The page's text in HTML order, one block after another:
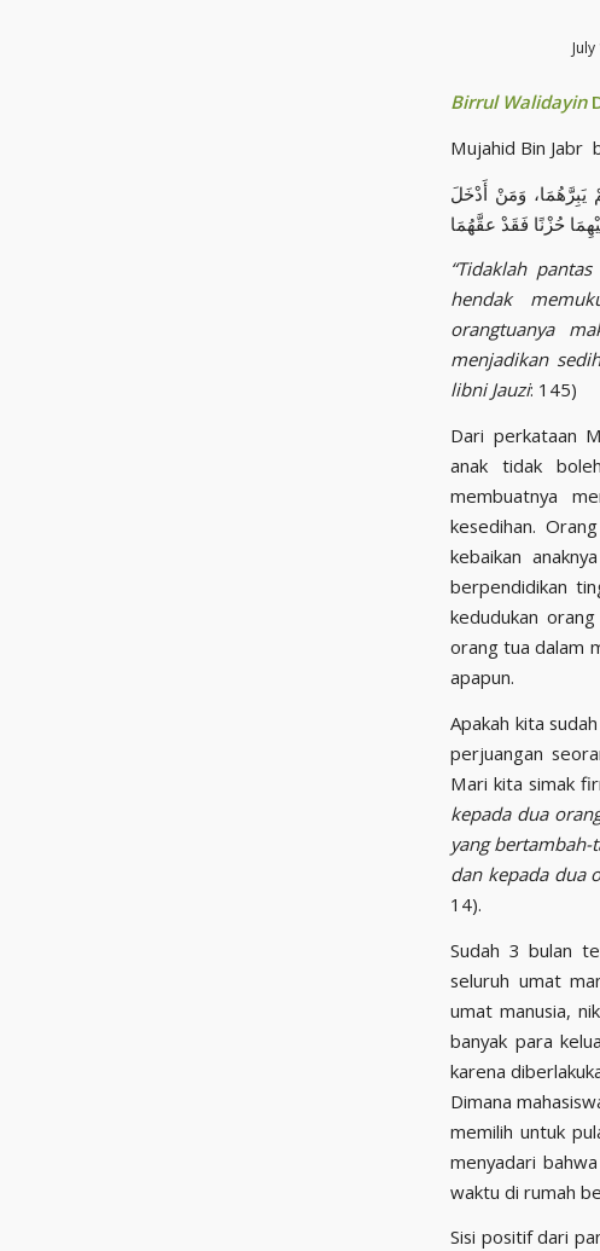
Birrul Walidayin
Mujahid Bin Jabr
يَبِرَّهُمَا، وَمَنْ أَدْخَلَ
حُزْنًا فَقَدْ عقَّهُمَا
“Tidaklah
hendak
orangtuanya
menjadikan
libni Jauzi: 145)
Dari perkataan
anak tidak
membuatnya
kesedihan.
kebaikan
berpendidikan
kedudukan
orang tua dalam
apapun.
Apakah kita
perjuangan
Mari kita simak
kepada dua
yang
dan kepada dua
14).
Sudah 3 bulan
seluruh umat
umat manusia,
banyak para
karena
Dimana
memilih untuk
menyadari
waktu di rumah
Sisi positif dari